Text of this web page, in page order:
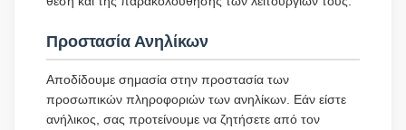
Προστασία Ανηλίκων
Αποδίδουμε σημασία στην προστασία των
προσωπικών πληροφοριών των ανηλίκων. Εάν είστε
ανήλικος, σας προτείνουμε να ζητήσετε από τον